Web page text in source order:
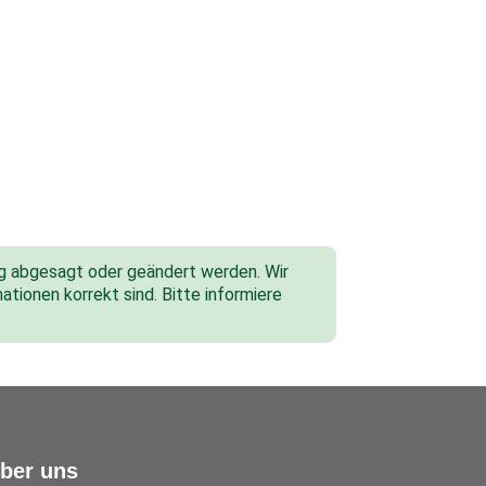
abgesagt oder geändert werden. Wir
korrekt sind. Bitte informiere
uns